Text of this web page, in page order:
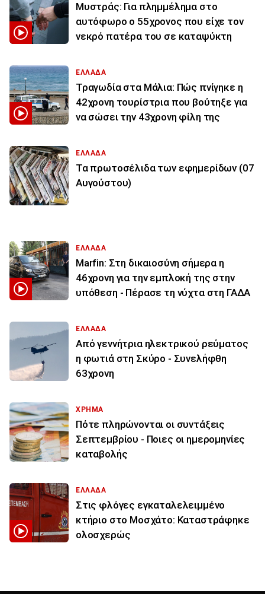
Μυστράς: Για πλημμέλημα στο
αυτόφωρο ο 55χρονος που είχε τον
νεκρό πατέρα του σε καταψύκτη
ΕΛΛΑΔΑ
Τραγωδία στα Μάλια: Πώς πνίγηκε η
42χρονη τουρίστρια που βούτηξε για
να σώσει την 43χρονη φίλη της
ΕΛΛΑΔΑ
Τα πρωτοσέλιδα των εφημερίδων (07
Αυγούστου)
ΕΛΛΑΔΑ
Marfin: Στη δικαιοσύνη σήμερα η
46χρονη για την εμπλοκή της στην
υπόθεση - Πέρασε τη νύχτα στη ΓΑΔΑ
ΕΛΛΑΔΑ
Από γεννήτρια ηλεκτρικού ρεύματος
η φωτιά στη Σκύρο - Συνελήφθη
63χρονη
ΧΡΗΜΑ
Πότε πληρώνονται οι συντάξεις
Σεπτεμβρίου - Ποιες οι ημερομηνίες
καταβολής
ΕΛΛΑΔΑ
Στις φλόγες εγκαταλελειμμένο
κτήριο στο Μοσχάτο: Καταστράφηκε
ολοσχερώς